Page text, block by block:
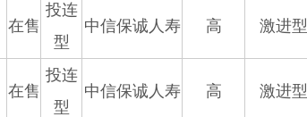
在售
投连
型
中信保诚人寿 高 激进型
在售
投连
型
中信保诚人寿 高 激进型